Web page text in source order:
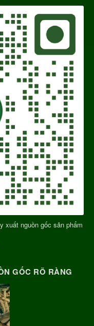
xuất nguồn gốc sản phẩm
GỐC RÕ RÀNG